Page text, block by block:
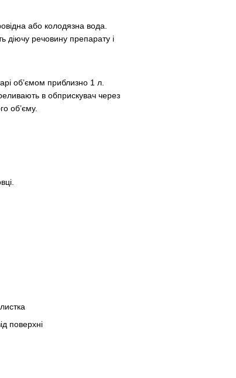
або колодязна вода.
діючу речовину препарату і
об’ємом приблизно 1 л.
в обприскувач через
об’єму.
поверхні